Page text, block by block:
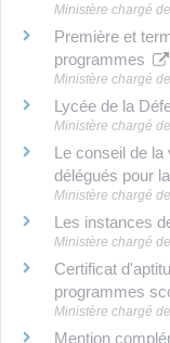
Ministère chargé
Première et
programmes
Ministère chargé
Lycée de la
Ministère chargé
Le conseil de la
délégués pour
Ministère chargé
Les instances
Ministère chargé
Certificat
programmes
Ministère chargé
Mention